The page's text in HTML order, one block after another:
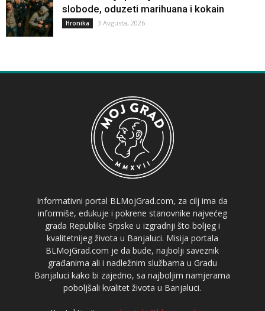
slobode, oduzeti marihuana i kokain
Hronika 3 Avgusta, 2026
Informativni portal BLMojGrad.com, za cilj ima da
informiše, edukuje i pokrene stanovnike najvećeg
grada Republike Srpske u izgradnji što boljeg i
kvalitetnijeg života u Banjaluci. Misija portala
BLMojGrad.com je da bude, najbolji saveznik
građanima ali i nadležnim službama u Gradu
Banjaluci kako bi zajedno, sa najboljim namjerama
poboljšali kvalitet života u Banjaluci.